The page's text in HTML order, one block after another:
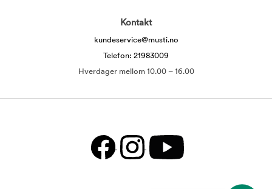
Kontakt
kundeservice@musti.no
Telefon: 21983009
Hverdager mellom 10.00 – 16.00